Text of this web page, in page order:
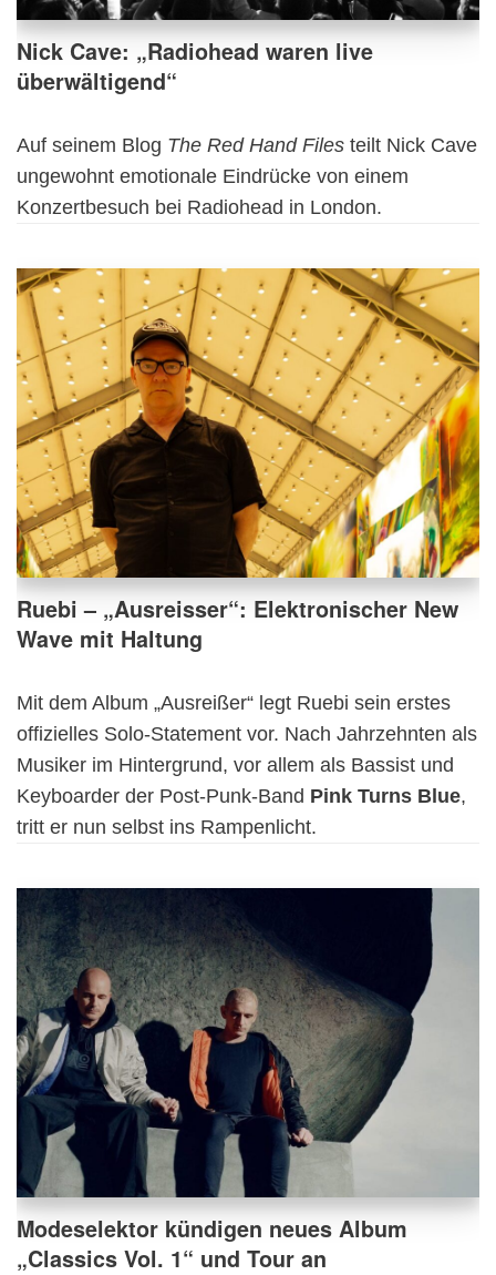
Nick Cave: „Radiohead waren live
überwältigend“
Auf seinem Blog The Red Hand Files teilt Nick Cave
ungewohnt emotionale Eindrücke von einem
Konzertbesuch bei Radiohead in London.
Ruebi – „Ausreisser“: Elektronischer New
Wave mit Haltung
Mit dem Album „Ausreißer“ legt Ruebi sein erstes
offizielles Solo-Statement vor. Nach Jahrzehnten als
Musiker im Hintergrund, vor allem als Bassist und
Keyboarder der Post-Punk-Band Pink Turns Blue,
tritt er nun selbst ins Rampenlicht.
Modeselektor kündigen neues Album
„Classics Vol. 1“ und Tour an